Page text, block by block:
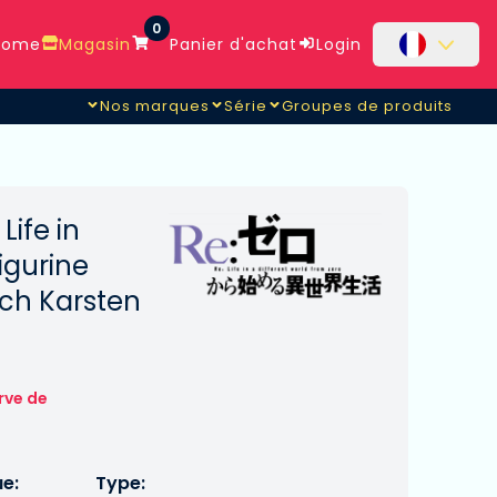
Magasin
0
Panier d'achat Login
Nos marques Série Groupes de produits
in
Karsten
de
Type: